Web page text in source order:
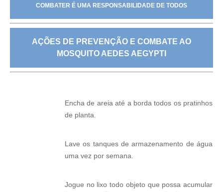
Audiências Públicas
Plano Diretor - Projetos
COMBATER É UMA RESPONSABILIDADE DE TODOS
AÇÕES DE PREVENÇÃO E COMBATE AO
MOSQUITO AEDES AEGYPTI
Encha de areia até a borda todos os pratinhos
de planta.
Lave os tanques de armazenamento de água
uma vez por semana.
Jogue no lixo todo objeto que possa acumular